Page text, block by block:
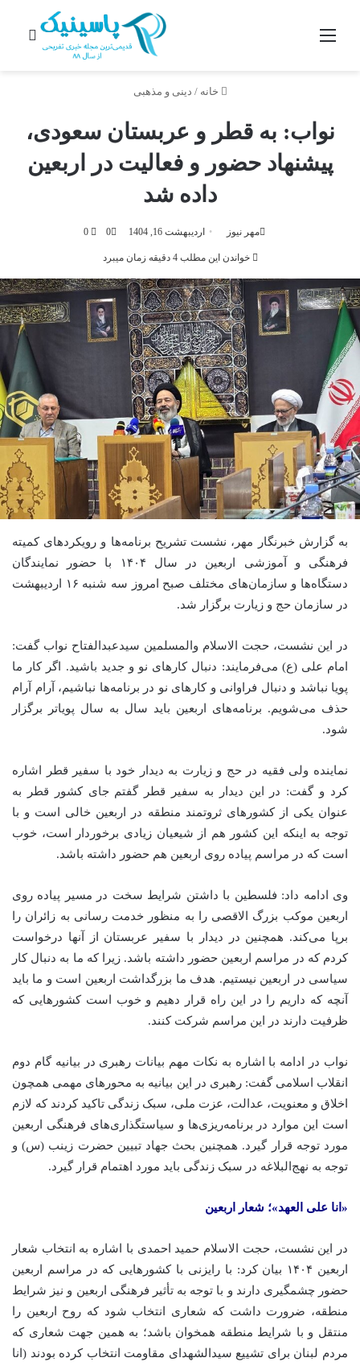
منو
خانه / دینی و مذهبی
نواب: به قطر و عربستان سعودی،
پیشنهاد حضور و فعالیت در اربعین
داده شد
مهر نیوز اردیبهشت 16, 1404 0
0
خواندن این مطلب 4 دقیقه زمان میبرد
به گزارش خبرنگار مهر، نشست تشریح برنامه‌ها و رویکردهای کمیته
فرهنگی و آموزشی اربعین در سال ۱۴۰۴ با حضور نمایندگان
دستگاه‌ها و سازمان‌های مختلف صبح امروز سه شنبه ۱۶ اردیبهشت
در سازمان حج و زیارت برگزار شد.
در این نشست، حجت الاسلام والمسلمین سیدعبدالفتاح نواب گفت:
امام علی (ع) می‌فرمایند: دنبال کارهای نو و جدید باشید. اگر کار ما
پویا نباشد و دنبال فراوانی و کارهای نو در برنامه‌ها نباشیم، آرام آرام
حذف می‌شویم. برنامه‌های اربعین باید سال به سال پویاتر برگزار
شود.
نماینده ولی فقیه در حج و زیارت به دیدار خود با سفیر قطر اشاره
کرد و گفت: در این دیدار به سفیر قطر گفتم جای کشور قطر به
عنوان یکی از کشورهای ثروتمند منطقه در اربعین خالی است و با
توجه به اینکه این کشور هم از شیعیان زیادی برخوردار است، خوب
است که در مراسم پیاده روی اربعین هم حضور داشته باشد.
وی ادامه داد: فلسطین با داشتن شرایط سخت در مسیر پیاده روی
اربعین موکب بزرگ الاقصی را به منظور خدمت رسانی به زائران را
برپا می‌کند. همچنین در دیدار با سفیر عربستان از آنها درخواست
کردم که در مراسم اربعین حضور داشته باشد. زیرا که ما به دنبال کار
سیاسی در اربعین نیستیم. هدف ما بزرگداشت اربعین است و ما باید
آنچه که داریم را در این راه قرار دهیم و خوب است کشورهایی که
ظرفیت دارند در این مراسم شرکت کنند.
نواب در ادامه با اشاره به نکات مهم بیانات رهبری در بیانیه گام دوم
انقلاب اسلامی گفت: رهبری در این بیانیه به محورهای مهمی همچون
اخلاق و معنویت، عدالت، عزت ملی، سبک زندگی تاکید کردند که لازم
است این موارد در برنامه‌ریزی‌ها و سیاستگذاری‌های فرهنگی اربعین
مورد توجه قرار گیرد. همچنین بحث جهاد تبیین حضرت زینب (س)و
توجه به نهج‌البلاغه در سبک زندگی باید مورد اهتمام قرار گیرد.
« انا علی العهد»؛ شعار اربعین
در این نشست، حجت الاسلام حمید احمدی با اشاره به انتخاب شعار
اربعین
بیان کرد: با رایزنی با کشورهایی که در مراسم اربعین
حضور چشمگیری دارند و با توجه به تأثیر فرهنگی اربعین و نیز شرایط
منطقه، ضرورت داشت که شعاری انتخاب شود که روح اربعین را
منتقل و با شرایط منطقه همخوان باشد؛ به همین جهت شعاری که
مردم لبنان برای تشییع سیدالشهدای مقاومت انتخاب کرده بودند ( انا